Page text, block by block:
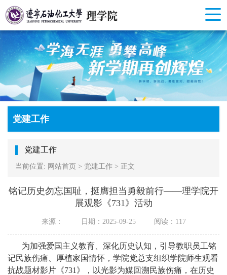
党建工作
党建工作
当前位置: 网站首页 > 党建工作 > 正文
铭记历史勿忘国耻，挺膺担当勇毅前行——理学院开
展观影《731》活动
来源： 日期：2025-09-25 阅读： 117
为加强爱国主义教育、深化历史认知，引导教职员工铭
记民族伤痛、厚植家国情怀，学院党总支组织学院师生观看
抗战题材影片《731》，以光影为媒回溯民族伤痛，在历史